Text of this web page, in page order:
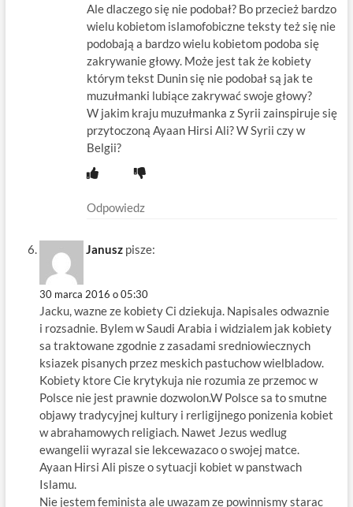
Ale dlaczego się nie podobał? Bo przecież bardzo
wielu kobietom islamofobiczne teksty też się nie
podobają a bardzo wielu kobietom podoba się
zakrywanie głowy. Może jest tak że kobiety
którym tekst Dunin się nie podobał są jak te
muzułmanki lubiące zakrywać swoje głowy?
W jakim kraju muzułmanka z Syrii zainspiruje się
przytoczoną Ayaan Hirsi Ali? W Syrii czy w
Belgii?
Odpowiedz
Janusz pisze:
30 marca 2016 o 05:30
Jacku, wazne ze kobiety Ci dziekuja. Napisales odwaznie
i rozsadnie. Bylem w Saudi Arabia i widzialem jak kobiety
sa traktowane zgodnie z zasadami sredniowiecznych
ksiazek pisanych przez meskich pastuchow wielbladow.
Kobiety ktore Cie krytykuja nie rozumia ze przemoc w
Polsce nie jest prawnie dozwolon.W Polsce sa to smutne
objawy tradycyjnej kultury i rerligijnego ponizenia kobiet
w abrahamowych religiach. Nawet Jezus wedlug
ewangelii wyrazal sie lekcewazaco o swojej matce.
Ayaan Hirsi Ali pisze o sytuacji kobiet w panstwach
Islamu.
Nie jestem feminista ale uwazam ze powinnismy starac